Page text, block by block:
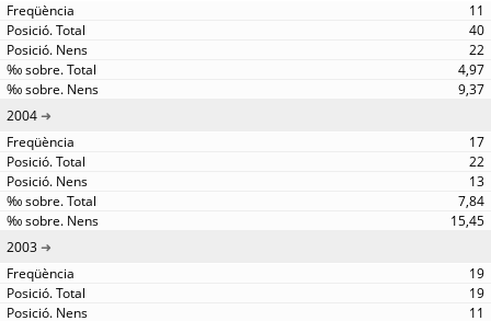
11
40
22
4,97
9,37
2004
17
22
13
7,84
15,45
2003
19
19
11